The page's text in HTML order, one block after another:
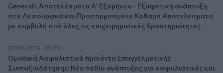
Generali: Αποτελέσματα Α' Εξαμήνου - Εξαιρετική ανάπτυξη
στα Λειτουργικά και Προσαρμοσμένα Καθαρά Αποτελέσματα
με συμβολή από όλες τις επιχειρηματικές δραστηριότητες
07.08.2026 - 10:28
Ομαδικά Ασφαλιστικά προϊόντα Επαγγελματικής
Συνταξιοδότησης: Νέο πεδίο ανάπτυξης για ασφαλιστικές και